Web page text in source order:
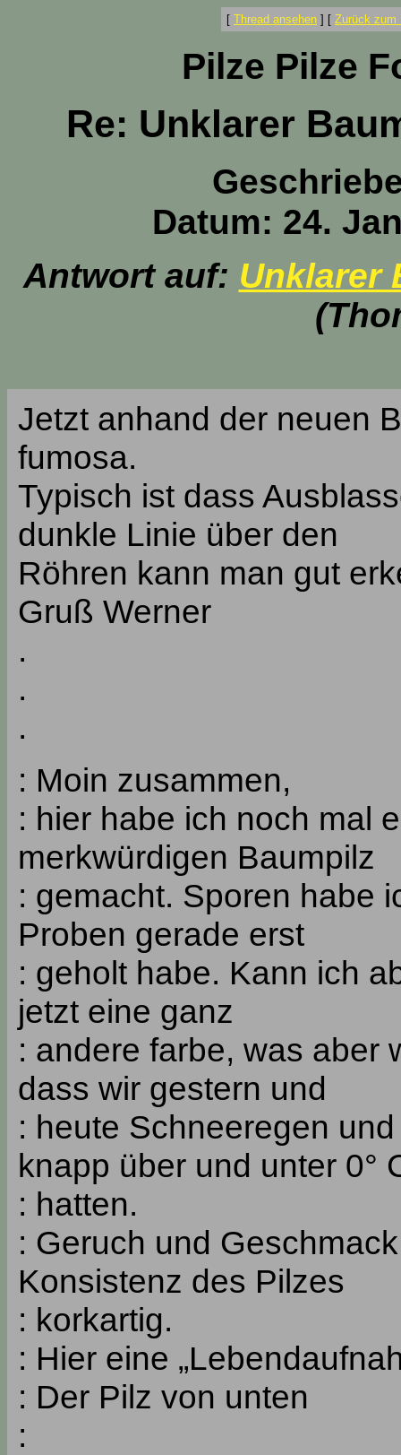
[ Thread ansehen ] [ Zurück zum
Pilze Pilze
Re: Unklarer
Datum: 24.
Antwort auf: Unklarer
Jetzt anhand der neuen
fumosa.
Typisch ist dass
dunkle Linie über den
Röhren kann man gut
Gruß Werner
.
.
.
: Moin zusammen,
: hier habe ich noch mal
merkwürdigen Baumpilz
: gemacht. Sporen habe
Proben gerade erst
: geholt habe. Kann ich
jetzt eine ganz
: andere farbe, was aber
dass wir gestern und
: heute Schneeregen
knapp über und unter 0°
: hatten.
: Geruch und
Konsistenz des Pilzes
: korkartig.
: Hier eine
: Der Pilz von unten
: